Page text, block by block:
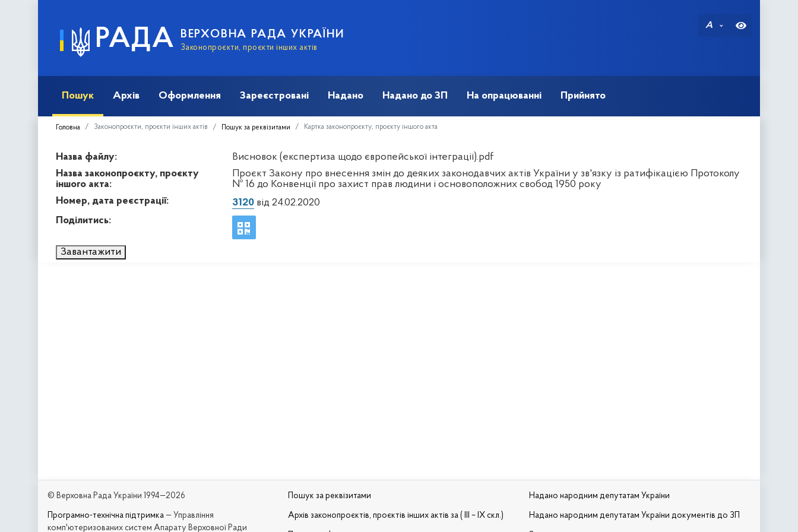
РАДА ВЕРХОВНА РАДА УКРАЇНИ
Законопроєкти, проєкти інших актів
A
Пошук Архів Оформлення Зареєстровані Надано Надано до ЗП На опрацюванні Прийнято
Головна Законопроєкти, проєкти інших актів Пошук за реквізитами Картка законопроєкту, проєкту іншого акта
Назва файлу:
Висновок (експертиза щодо європейської інтеграції).pdf
Назва законопроєкту, проєкту
іншого акта:
Проєкт Закону про внесення змін до деяких законодавчих актів України у зв'язку із ратифікацією Протоколу
№ 16 до Конвенції про захист прав людини і основоположних свобод 1950 року
Номер, дата реєстрації:
3120від 24.02.2020
Поділитись:
Завантажити
© Верховна Рада України 1994—2026
Програмно-технічна підтримка — Управління
комп'ютеризованих систем Апарату Верховної Ради
Пошук за реквізитами
Архів законопроєктів, проєктів інших актів за ( III – IX скл.)
Надано народним депутатам України
Надано народним депутатам України документів до ЗП